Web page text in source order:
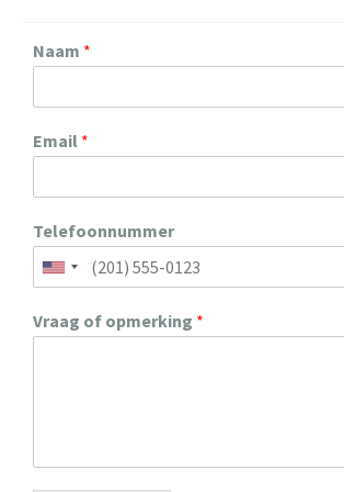
Naam *
Email *
Telefoonnummer
Vraag of opmerking *